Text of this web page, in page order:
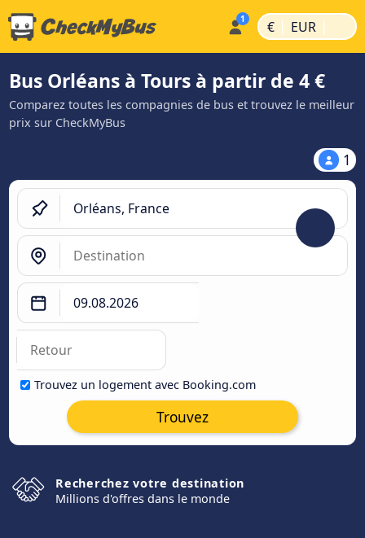
€ | EUR |
Bus Orléans à Tours à partir de 4 €
Comparez toutes les compagnies de bus et trouvez le meilleur
prix sur CheckMyBus
1
Trouvez un logement avec Booking.com
Trouvez
Recherchez votre destination
Millions d'offres dans le monde